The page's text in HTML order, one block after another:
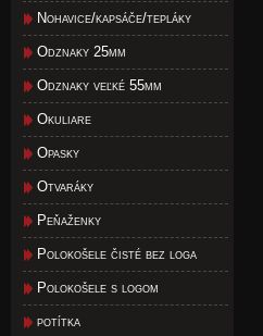
Nohavice/kapsáče/tepláky
Odznaky 25mm
Odznaky veľké 55mm
Okuliare
Opasky
Otvaráky
Peňaženky
Polokošele čisté bez loga
Polokošele s logom
potítka